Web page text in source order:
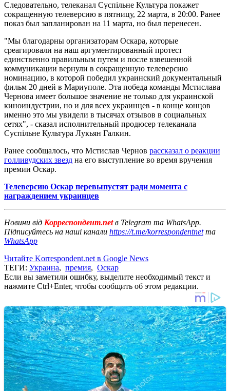
Следовательно, телеканал Суспільне Культура покажет
сокращенную телеверсию в пятницу, 22 марта, в 20:00. Ранее
показ был запланирован на 11 марта, но был перенесен.
"Мы благодарны организаторам Оскара, которые
среагировали на наш аргументированный протест
единственно правильным путем и после взвешенной
коммуникации вернули в сокращенную телеверсию
номинацию, в которой победил украинский документальный
фильм 20 дней в Мариуполе. Эта победа команды Мстислава
Чернова имеет большое значение не только для украинской
киноиндустрии, но и для всех украинцев - в конце концов
именно это мы увидели в тысячах отзывов в социальных
сетях", - сказал исполнительный продюсер телеканала
Суспільне Культура Лукьян Галкин.
Ранее сообщалось, что Мстислав Чернов рассказал о реакции
голливудских звезд на его выступление во время вручения
премии Оскар.
Телеверсию Оскар перевыпустят ради момента с
награждением украинцев
Новини від Корреспондент.netв Telegram та WhatsApp.
Підписуйтесь на наші канали https://t.me/korrespondentnetта
WhatsApp
Читайте Korrespondent.net в Google News
ТЕГИ: Украина, премия, Оскар
Если вы заметили ошибку, выделите необходимый текст и
нажмите Ctrl+Enter, чтобы сообщить об этом редакции.